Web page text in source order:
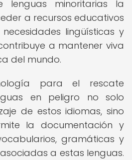
lenguas minoritarias la
a recursos educativos
lingüísticas y
a mantener viva
del mundo.
para el rescate
en peligro no solo
de estos idiomas, sino
la documentación y
gramáticas y
a estas lenguas.